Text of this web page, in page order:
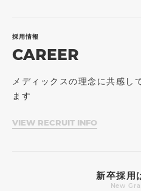
採用情報
CAREER
メディックスの理念に共感し
ます
VIEW RECRUIT INFO
新卒採用
New